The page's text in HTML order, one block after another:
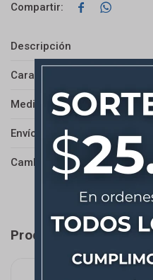
 
Descripción
Características
Medios de pago
Envíos
Cambios y Devoluciones
Productos que te